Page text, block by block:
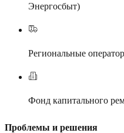
Энергосбыт)
Региональные
Фонд капитального
Проблемы и решения